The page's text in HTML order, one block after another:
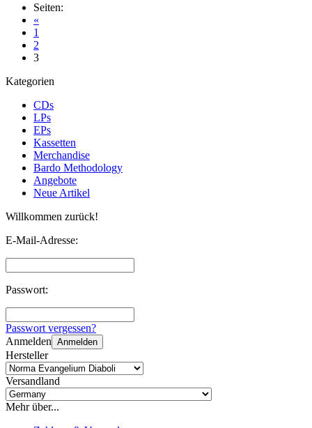
Seiten:
«
1
2
3
Kategorien
CDs
LPs
EPs
Kassetten
Merchandise
Bardo Methodology
Angebote
Neue Artikel
Willkommen zurück!
E-Mail-Adresse:
Passwort:
Passwort vergessen?
Anmelden Anmelden
Hersteller
Versandland
Mehr über...